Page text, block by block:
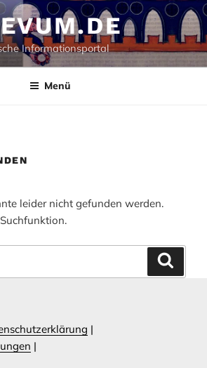
Informationsportal
Menü
leider nicht gefunden werden.
|
|